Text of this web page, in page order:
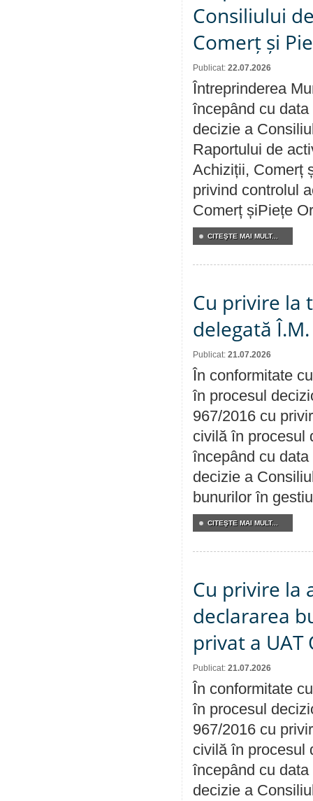
Consiliului
Comerț și
Publicat: 22.07.2026
Întreprinderea
începând cu
decizie a
Raportului de
Achiziții, Comerț
privind controlul
Comerț șiPiețe
CITEŞTE MAI MULT...
Cu privire la
delegată
Publicat: 21.07.2026
În conformitate
în procesul
967/2016 cu
civilă în procesul
începând cu
decizie a
bunurilor în
CITEŞTE MAI MULT...
Cu privire la
declararea
privat a UAT
Publicat: 21.07.2026
În conformitate
în procesul
967/2016 cu
civilă în procesul
începând cu
decizie a